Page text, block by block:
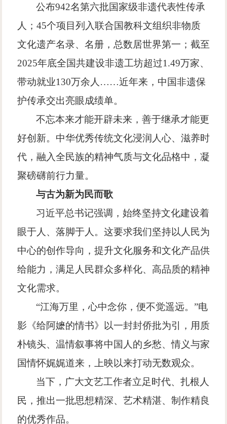
公布942名第六批国家级非遗代表性传承
人； 45个项目列入联合国教科文组织非物质
文化遗产名录、名册，总数居世界第一；截至
2025年底全国共建设非遗工坊超过1.49万家、
带动就业130万余人 ……近年来，中国非遗保
护传承交出亮眼成绩单。
不忘本来才能开辟未来，善于继承才能更
好创新。中华优秀传统文化浸润人心、滋养时
代，融入全民族的精神气质与文化品格中，凝
聚磅礴前行力量。
与古为新为民而歌
习近平总书记强调，始终坚持文化建设着
眼于人、落脚于人。这要求我们坚持以人民为
中心的创作导向，提升文化服务和文化产品供
给能力，满足人民群众多样化、高品质的精神
文化需求。
“江海万里，心中念你，便不觉遥远。”电
影《给阿嬷的情书》以一封封侨批为引，用质
朴镜头、温情叙事将中国人的乡愁、情义与家
国情怀娓娓道来，上映以来打动无数观众。
当下，广大文艺工作者立足时代、扎根人
民，推出一批思想精深、艺术精湛、制作精良
的优秀作品。